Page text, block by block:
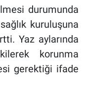
durumunda
kuruluşuna
Yaz aylarında
korunma
gerektiği ifade